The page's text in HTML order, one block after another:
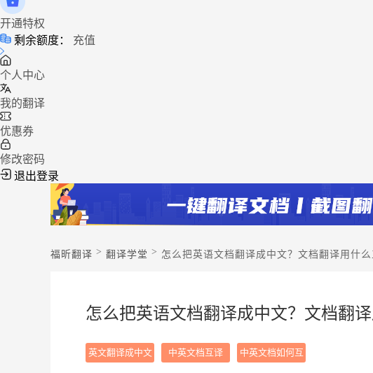
开通特权
剩余额度：
充值
个人中心
我的翻译
优惠券
修改密码
退出登录
福昕翻译 > 翻译学堂 > 怎么把英语文档翻译成中文？文档翻译用什么
怎么把英语文档翻译成中文？文档翻译
英文翻译成中文 中英文档互译
中英文档如何互